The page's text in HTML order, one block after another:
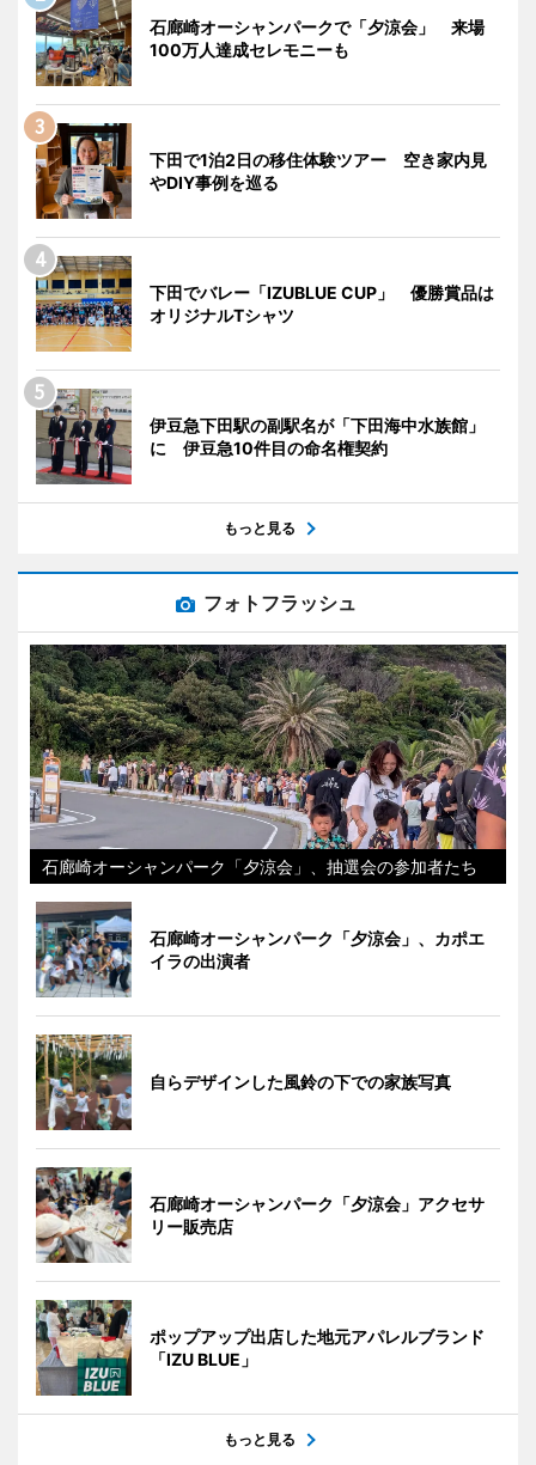
石廊崎オーシャンパークで「夕涼会」 来場
100万人達成セレモニーも
下田で1泊2日の移住体験ツアー 空き家内見
やDIY事例を巡る
下田でバレー「IZUBLUE CUP」 優勝賞品は
オリジナルTシャツ
伊豆急下田駅の副駅名が「下田海中水族館」
に 伊豆急10件目の命名権契約
もっと見る
フォトフラッシュ
石廊崎オーシャンパーク「夕涼会」、抽選会の参加者たち
石廊崎オーシャンパーク「夕涼会」、カポエ
イラの出演者
自らデザインした風鈴の下での家族写真
石廊崎オーシャンパーク「夕涼会」アクセサ
リー販売店
ポップアップ出店した地元アパレルブランド
「IZU BLUE」
もっと見る